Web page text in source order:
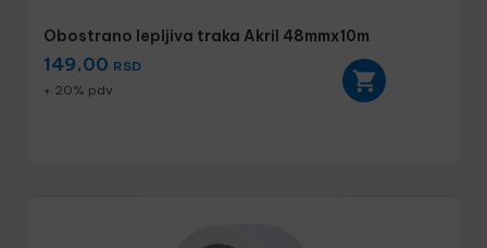
Obostrano lepljiva traka Akril 48mmx10m
149,00 RSD
+ 20% pdv